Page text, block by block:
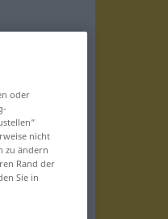
oder
nicht
zu ändern
Rand der
Sie in